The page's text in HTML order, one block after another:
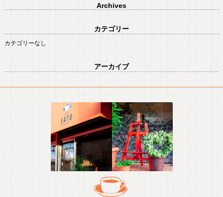
Archives
カテゴリー
カテゴリーなし
アーカイブ